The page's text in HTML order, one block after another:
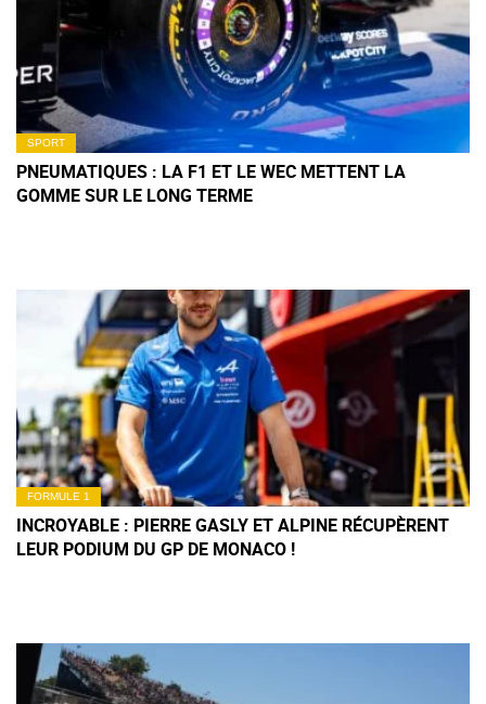
SPORT
PNEUMATIQUES : LA F1 ET LE WEC METTENT LA
GOMME SUR LE LONG TERME
FORMULE 1
INCROYABLE : PIERRE GASLY ET ALPINE RÉCUPÈRENT
LEUR PODIUM DU GP DE MONACO !